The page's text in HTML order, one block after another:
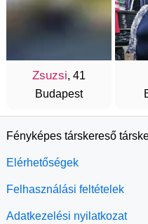
Zsuzsi, 41
Budapest
Fényképes társkereső
Elérhetőségek
Felhasználási feltételek
Adatkezelési nyilatkozat